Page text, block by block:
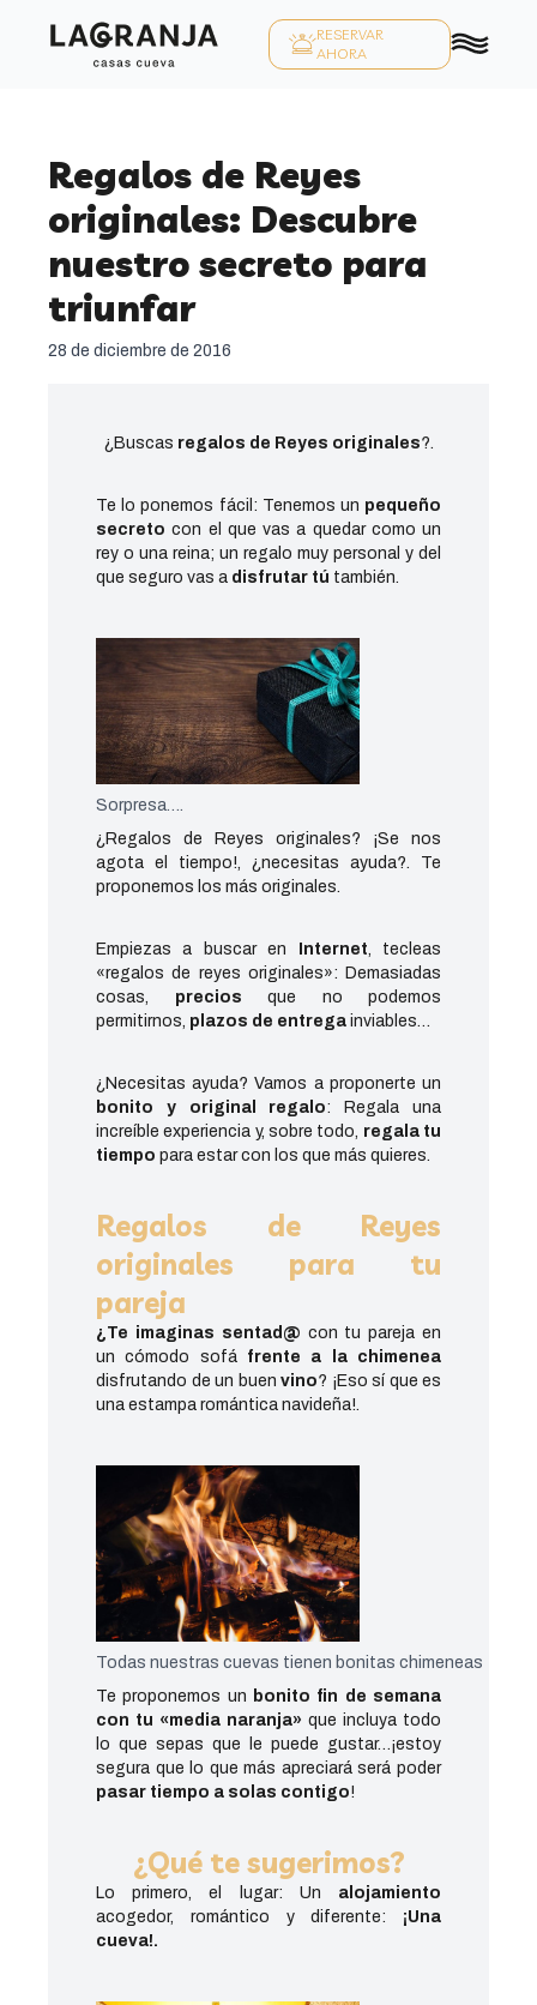
RESERVAR
AHORA
Regalos de Reyes
originales: Descubre
nuestro secreto para
triunfar
28 de diciembre de 2016
¿Buscas regalos de Reyes originales?.
Te lo ponemos fácil: Tenemos un pequeño
secreto con el que vas a quedar como un
rey o una reina; un regalo muy personal y del
que seguro vas a disfrutar tú también.
Sorpresa….
¿Regalos de Reyes originales? ¡Se nos
agota el tiempo!, ¿necesitas ayuda?. Te
proponemos los más originales.
Empiezas a buscar en Internet, tecleas
«regalos de reyes originales»: Demasiadas
cosas, precios que no podemos
permitirnos, plazos de entrega inviables…
¿Necesitas ayuda? Vamos a proponerte un
bonito y original regalo: Regala una
increíble experiencia y, sobre todo, regala tu
tiempo para estar con los que más quieres.
Regalos de Reyes
originales para tu
pareja
¿Te imaginas sentad@ con tu pareja en
un cómodo sofá frente a la chimenea
disfrutando de un buen vino? ¡Eso sí que es
una estampa romántica navideña!.
Todas nuestras cuevas tienen bonitas chimeneas
Te proponemos un bonito fin de semana
con tu «media naranja» que incluya todo
lo que sepas que le puede gustar…¡estoy
segura que lo que más apreciará será poder
pasar tiempo a solas contigo!
¿Qué te sugerimos?
Lo primero, el lugar: Un alojamiento
acogedor, romántico y diferente: ¡Una
cueva!.